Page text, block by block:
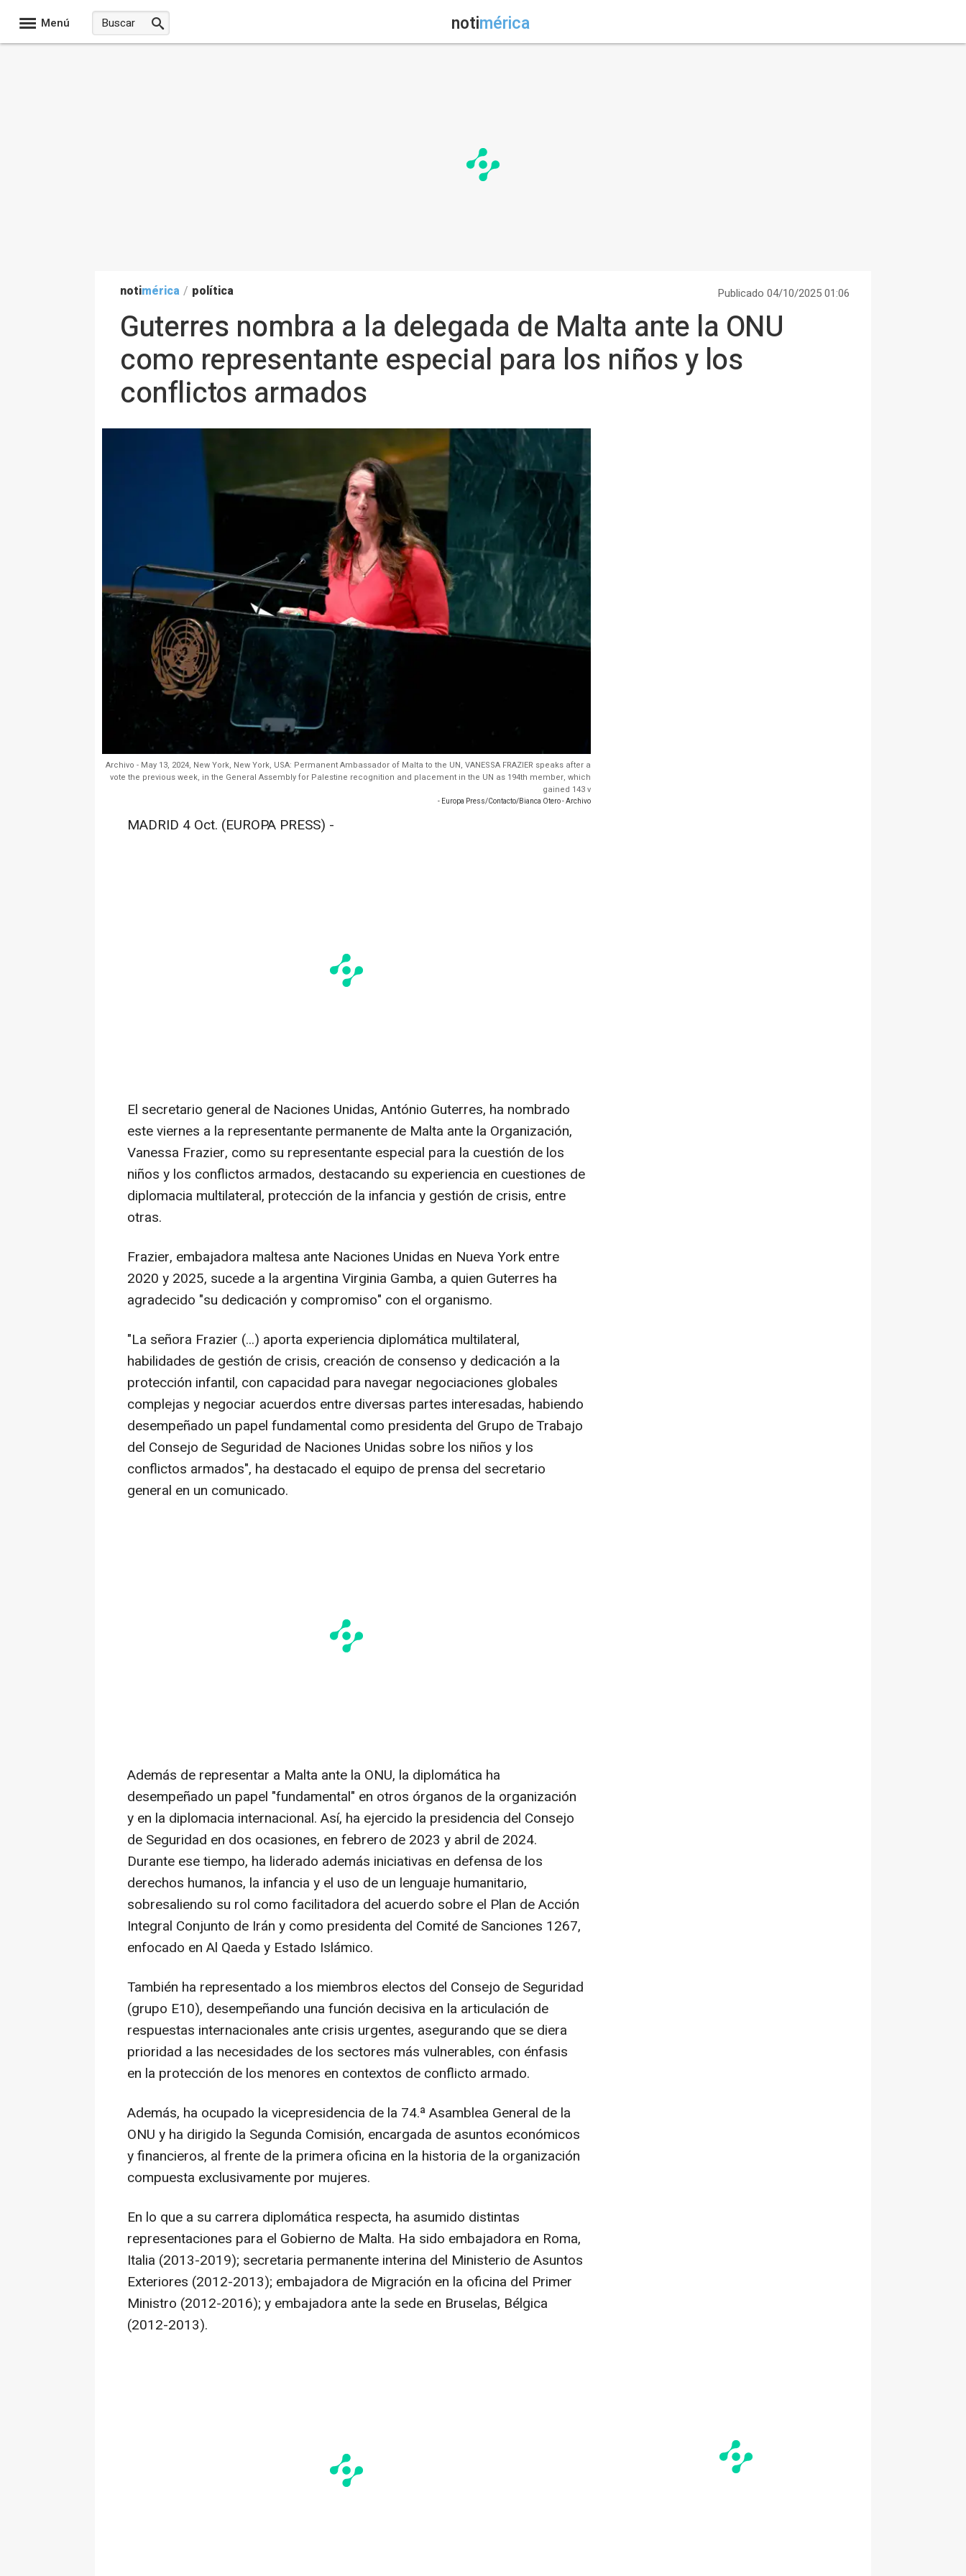
Menú notimérica
notimérica / política Publicado 04/10/2025 01:06
Guterres nombra a la delegada de Malta ante la ONU
como representante especial para los niños y los
conflictos armados
Archivo - May 13, 2024, New York, New York, USA: Permanent Ambassador of Malta to the UN, VANESSA FRAZIER speaks after a
vote the previous week, in the General Assembly for Palestine recognition and placement in the UN as 194th member, which
gained 143 v
- Europa Press/Contacto/Bianca Otero - Archivo
MADRID 4 Oct. (EUROPA PRESS) -
El secretario general de Naciones Unidas, António Guterres, ha nombrado
este viernes a la representante permanente de Malta ante la Organización,
Vanessa Frazier, como su representante especial para la cuestión de los
niños y los conflictos armados, destacando su experiencia en cuestiones de
diplomacia multilateral, protección de la infancia y gestión de crisis, entre
otras.
Frazier, embajadora maltesa ante Naciones Unidas en Nueva York entre
2020 y 2025, sucede a la argentina Virginia Gamba, a quien Guterres ha
agradecido "su dedicación y compromiso" con el organismo.
"La señora Frazier (...) aporta experiencia diplomática multilateral,
habilidades de gestión de crisis, creación de consenso y dedicación a la
protección infantil, con capacidad para navegar negociaciones globales
complejas y negociar acuerdos entre diversas partes interesadas, habiendo
desempeñado un papel fundamental como presidenta del Grupo de Trabajo
del Consejo de Seguridad de Naciones Unidas sobre los niños y los
conflictos armados", ha destacado el equipo de prensa del secretario
general en un comunicado.
Además de representar a Malta ante la ONU, la diplomática ha
desempeñado un papel "fundamental" en otros órganos de la organización
y en la diplomacia internacional. Así, ha ejercido la presidencia del Consejo
de Seguridad en dos ocasiones, en febrero de 2023 y abril de 2024.
Durante ese tiempo, ha liderado además iniciativas en defensa de los
derechos humanos, la infancia y el uso de un lenguaje humanitario,
sobresaliendo su rol como facilitadora del acuerdo sobre el Plan de Acción
Integral Conjunto de Irán y como presidenta del Comité de Sanciones 1267,
enfocado en Al Qaeda y Estado Islámico.
También ha representado a los miembros electos del Consejo de Seguridad
(grupo E10), desempeñando una función decisiva en la articulación de
respuestas internacionales ante crisis urgentes, asegurando que se diera
prioridad a las necesidades de los sectores más vulnerables, con énfasis
en la protección de los menores en contextos de conflicto armado.
Además, ha ocupado la vicepresidencia de la 74.ª Asamblea General de la
ONU y ha dirigido la Segunda Comisión, encargada de asuntos económicos
y financieros, al frente de la primera oficina en la historia de la organización
compuesta exclusivamente por mujeres.
En lo que a su carrera diplomática respecta, ha asumido distintas
representaciones para el Gobierno de Malta. Ha sido embajadora en Roma,
Italia (2013-2019); secretaria permanente interina del Ministerio de Asuntos
Exteriores (2012-2013); embajadora de Migración en la oficina del Primer
Ministro (2012-2016); y embajadora ante la sede en Bruselas, Bélgica
(2012-2013).